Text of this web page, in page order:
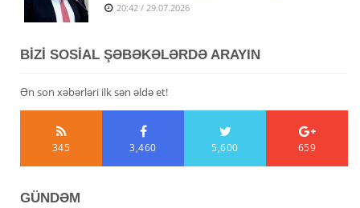
20:42 / 29.07.2026
BİZİ SOSİAL ŞƏBƏKƏLƏRDƏ ARAYIN
Ən son xəbərləri ilk sən əldə et!
345 3,460 5,600 659
GÜNDƏM